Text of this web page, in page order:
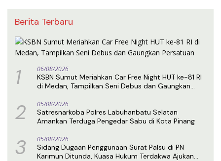
Berita Terbaru
1 06/08/2026
KSBN Sumut Meriahkan Car Free Night HUT ke-81 RI
di Medan, Tampilkan Seni Debus dan Gaungkan
2 05/08/2026
Satresnarkoba Polres Labuhanbatu Selatan
Amankan Terduga Pengedar Sabu di Kota Pinang
3 05/08/2026
Sidang Dugaan Penggunaan Surat Palsu di PN
Karimun Ditunda, Kuasa Hukum Terdakwa Ajukan